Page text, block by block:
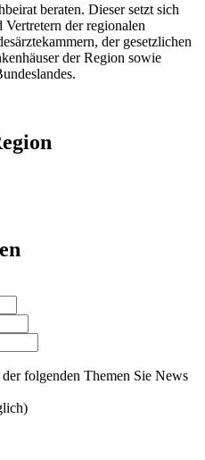
beraten. Dieser setzt sich
Vertretern der regionalen
der gesetzlichen
der Region sowie
folgenden Themen Sie News